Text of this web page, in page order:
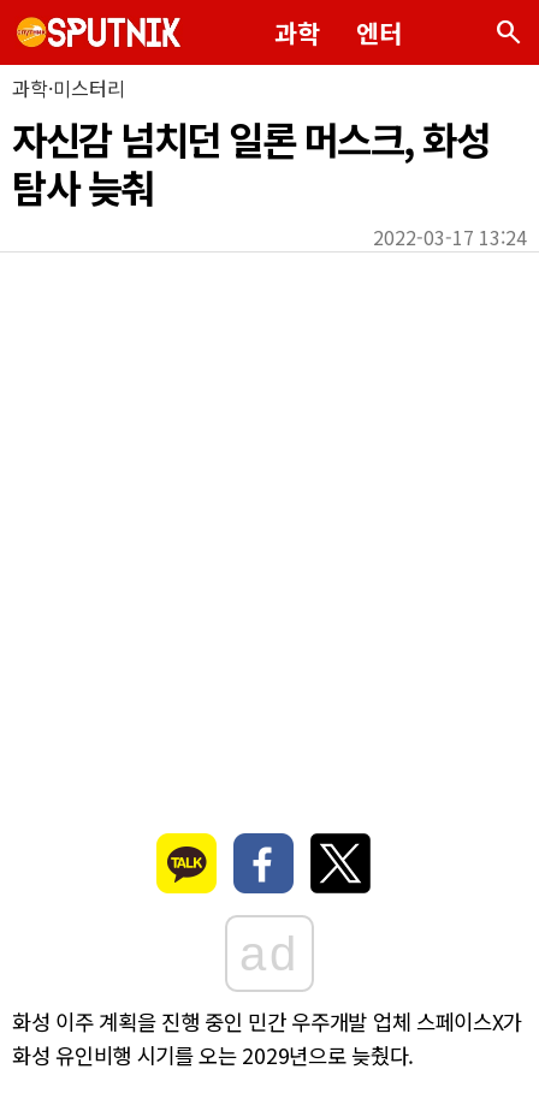
과학 엔터 search
과학·미스터리
자신감 넘치던 일론 머스크, 화성
탐사 늦춰
2022-03-17 13:24
ad
화성 이주 계획을 진행 중인 민간 우주개발 업체 스페이스X가
화성 유인비행 시기를 오는 2029년으로 늦췄다.